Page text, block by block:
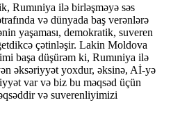
Rumıniya ilə birləşməyə səs
və dünyada baş verənlərə
yaşaması, demokratik, suveren
çətinləşir. Lakin Moldova
başa düşürəm ki, Rumıniya ilə
əksəriyyət yoxdur, əksinə, Aİ-yə
var və biz bu məqsəd üçün
və suverenliyimizi